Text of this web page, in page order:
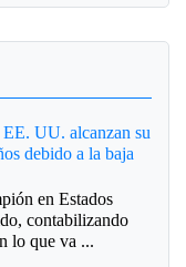
EE. UU. alcanzan su
debido a la baja
en Estados
contabilizando
lo que va ...